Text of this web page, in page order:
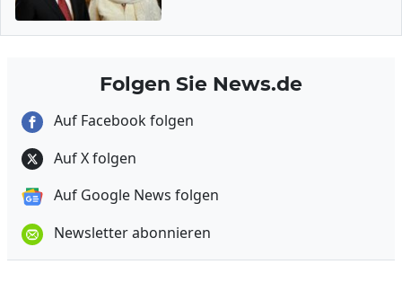
Folgen Sie News.de
Auf Facebook folgen
Auf X folgen
Auf Google News folgen
Newsletter abonnieren